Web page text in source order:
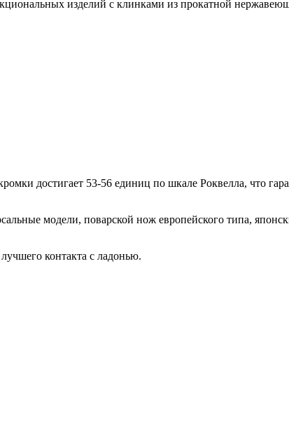
изделий с клинками из прокатной
достигает 53-56 единиц по шкале Роквелла, что
модели, поварской нож европейского типа,
контакта с ладонью.